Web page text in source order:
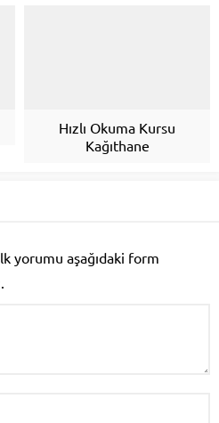
Hızlı Okuma Kursu
Kağıthane
yorumu aşağıdaki form